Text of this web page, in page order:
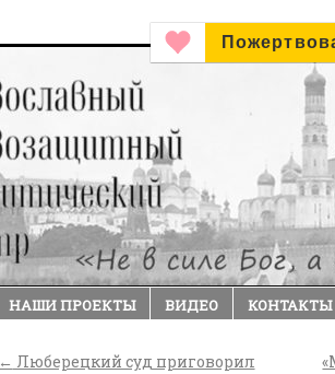
НАШИ ПРОЕКТЫ ВИДЕО КОНТАКТЫ
← Люберецкий суд приговорил